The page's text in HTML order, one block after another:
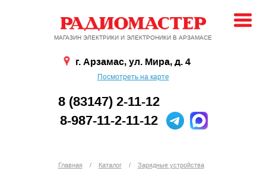
МАГАЗИН ЭЛЕКТРИКИ И ЭЛЕКТРОНИКИ В АРЗАМАСЕ
г. Арзамас, ул. Мира, д. 4
Посмотреть на карте
8 (83147) 2-11-12
8-987-11-2-11-12
Главная / Каталог / Зарядные устройства